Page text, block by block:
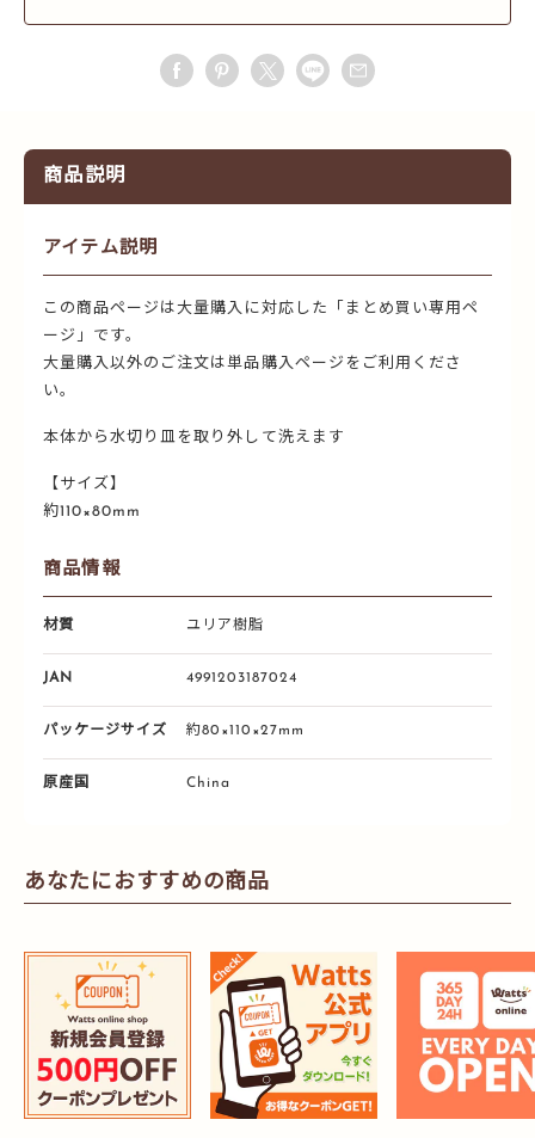
商品説明
アイテム説明
この商品ページは大量購入に対応した「まとめ買い専用ペ
ージ」です。
大量購入以外のご注文は単品購入ページをご利用くださ
い。
本体から水切り皿を取り外して洗えます
【サイズ】
約110×80mm
商品情報
材質 ユリア樹脂
JAN 4991203187024
パッケージサイズ 約80×110×27mm
原産国 China
あなたにおすすめの商品